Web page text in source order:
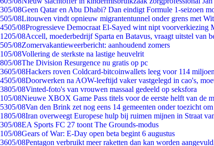
305/08Geen Qatar en Abu Dhabi? Dan eindigt Formule 1-seizoen
505/08Litouwen vindt opnieuw migrantentunnel onder grens met
4505/08Progressieve Democraat El-Sayed wint nipt voorverkiezing
1205/08Accell, moederbedrijf Sparta en Batavus, vraagt uitstel van
505/08Zomervakantieweerbericht: aanhoudend zomers
105/08Vollering de sterkste na lastige heuvelrit
805/08The Division Resurgence nu gratis op pc
3605/08Hackers roven Coldcard-bitcoinwallets leeg voor 114
4505/08Doorwerken na AOW-leeftijd vaker vastgelegd in cao's,
3805/08Vinted-foto's van vrouwen massaal gedeeld op seksfora
105/08Nieuwe XBOX Game Pass titels voor de eerste helft van de
5305/08Van den Brink zet nog eens 14 gemeenten onder toezicht
1805/08Iran overweegt Europese hulp bij ruimen mijnen in Straat
305/08EA Sports FC 27 toont The Grounds-modus
105/08Gears of War: E-Day open beta begint 6 augustus
3605/08Pentagon verbruikt meer raketten dan kan worden